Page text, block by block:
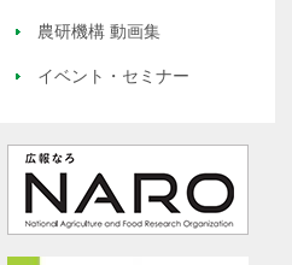
農研機構 動画集
イベント・セミナー